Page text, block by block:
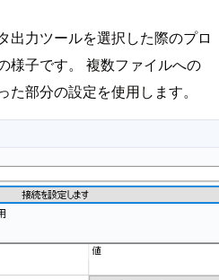
出力ツールを選択した際のプロ
様子です。 複数ファイルへの
部分の設定を使用します。